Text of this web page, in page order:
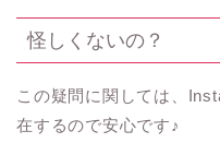
怪しくないの？
この疑問に関しては、
在するので安心です♪